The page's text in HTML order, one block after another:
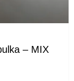
– MIX